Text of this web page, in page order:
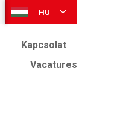
HU
Kapcsolat
Vacatures